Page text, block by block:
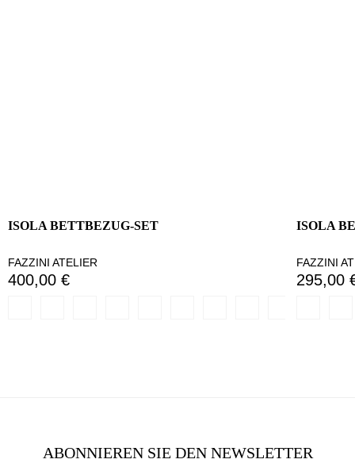
ISOLA BETTBEZUG-SET
FAZZINI ATELIER
400,00 €
ISOLA
FAZZINI
295,00
ABONNIEREN SIE DEN NEWSLETTER